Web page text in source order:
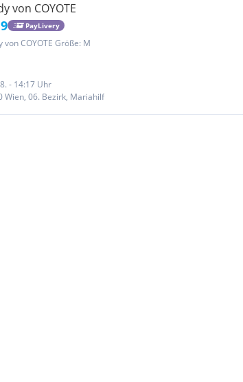
von COYOTE
PayLivery
von COYOTE Größe: M
- 14:17 Uhr
Wien, 06. Bezirk, Mariahilf